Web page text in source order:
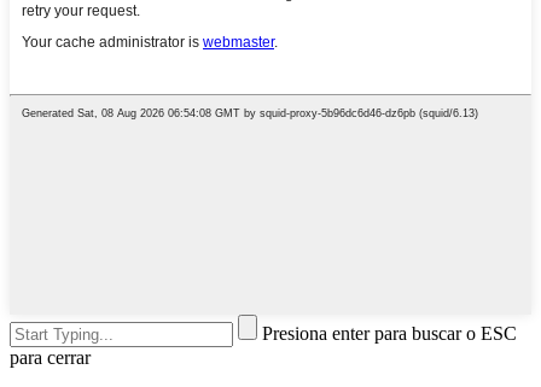
Presiona enter para buscar o ESC
para cerrar